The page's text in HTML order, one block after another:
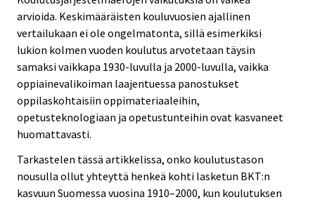
arvioida. Keskimääräisten kouluvuosien ajallinen
vertailukaan ei ole ongelmatonta, sillä esimerkiksi
lukion kolmen vuoden koulutus arvotetaan täysin
samaksi vaikkapa 1930-luvulla ja 2000-luvulla, vaikka
oppiainevalikoiman laajentuessa panostukset
oppilaskohtaisiin oppimateriaaleihin,
opetusteknologiaan ja opetustunteihin ovat kasvaneet
huomattavasti.
Tarkastelen tässä artikkelissa, onko koulutustason
nousulla ollut yhteyttä henkeä kohti lasketun BKT:n
kasvuun Suomessa vuosina 1910–2000, kun koulutuksen